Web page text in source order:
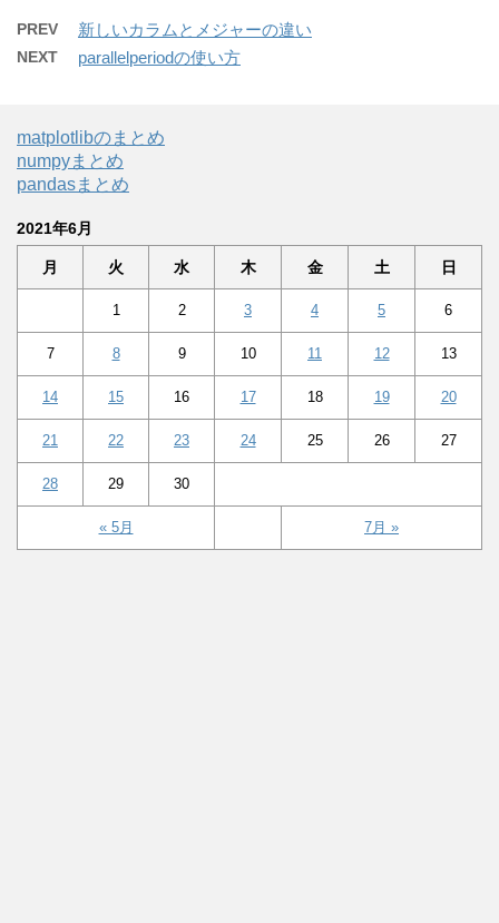
PREV 新しいカラムとメジャーの違い
NEXT parallelperiodの使い方
matplotlibのまとめ
numpyまとめ
pandasまとめ
2021年6月
月 火 水 木 金 土 日
« 5月 7月 »
1 2 3 4 5 6
7 8 9 10 11 12 13
14 15 16 17 18 19 20
21 22 23 24 25 26 27
28 29 30